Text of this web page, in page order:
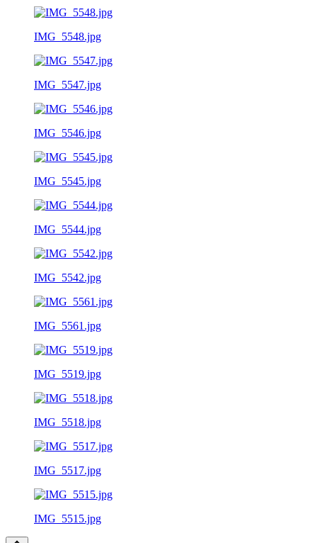
IMG_5548.jpg
IMG_5547.jpg
IMG_5546.jpg
IMG_5545.jpg
IMG_5544.jpg
IMG_5542.jpg
IMG_5561.jpg
IMG_5519.jpg
IMG_5518.jpg
IMG_5517.jpg
IMG_5515.jpg